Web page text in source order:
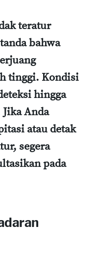
teratur
bahwa
tinggi. Kondisi
hingga
Anda
atau detak
segera
pada